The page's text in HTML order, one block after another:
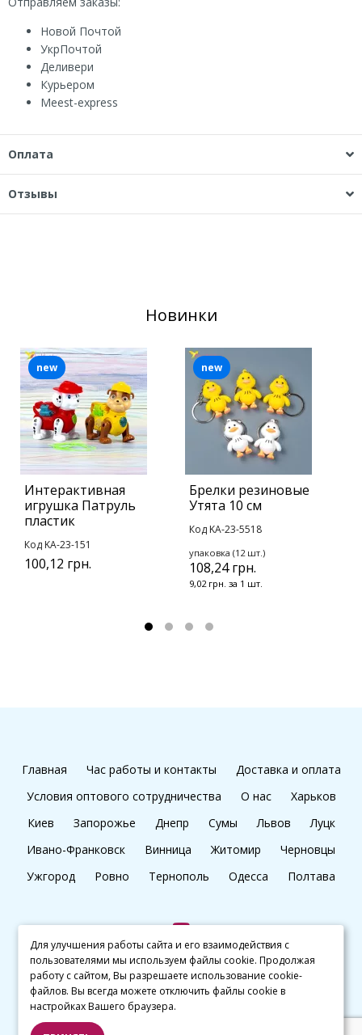
Новой Почтой
УкрПочтой
Деливери
Курьером
Мeest-express
Оплата
Отзывы
Новинки
Интерактивная
игрушка Патруль
пластик
Код KA-23-151
100,12 грн.
new
Брелки резиновые
Утята 10 см
Код KA-23-5518
упаковка (12 шт.)
108,24 грн.
9,02 грн. за 1 шт.
new
Главная Час работы и контакты
Доставка и оплата
Условия оптового сотрудничества
О нас
Харьков
Киев
Запорожье Днепр Сумы Львов
Луцк
Ивано-Франковск
Винница Житомир
Черновцы
Ужгород
Ровно Тернополь Одесса Полтава
+38 (097) 045 65 77
© kalibri.top 2016–2026
Для улучшения работы сайта и его взаимодействия с
пользователями мы используем файлы cookie. Продолжая
работу с сайтом, Вы разрешаете использование cookie-
файлов. Вы всегда можете отключить файлы cookie в
настройках Вашего браузера.